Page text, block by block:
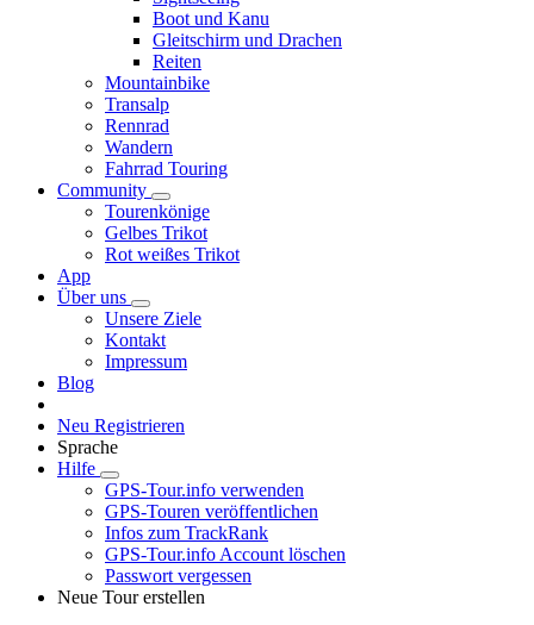
Boot und Kanu
Gleitschirm und Drachen
Reiten
Mountainbike
Transalp
Rennrad
Wandern
Fahrrad Touring
Community
Tourenkönige
Gelbes Trikot
Rot weißes Trikot
App
Über uns
Unsere Ziele
Kontakt
Impressum
Blog
Neu Registrieren
Sprache
Hilfe
GPS-Tour.info verwenden
GPS-Touren veröffentlichen
Infos zum TrackRank
GPS-Tour.info Account löschen
Passwort vergessen
Neue Tour erstellen